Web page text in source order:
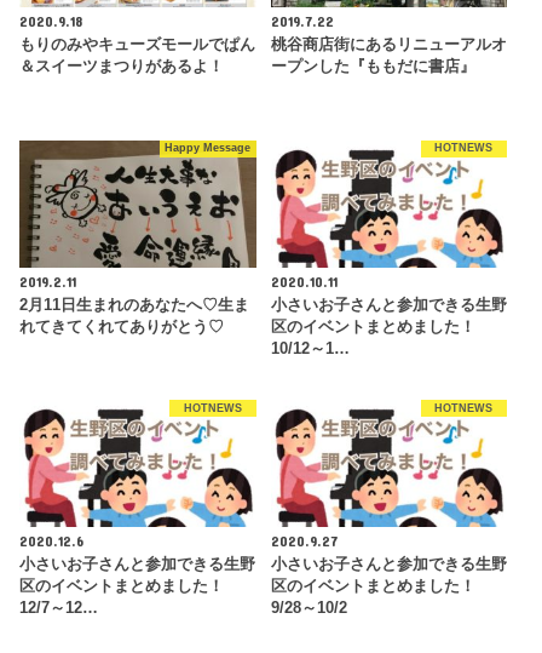
2020.9.18
もりのみやキューズモールでぱん
＆スイーツまつりがあるよ！
2019.7.22
桃谷商店街にあるリニューアルオ
ープンした『ももだに書店』
Happy Message
2019.2.11
2月11日生まれのあなたへ♡生ま
れてきてくれてありがとう♡
HOTNEWS
2020.10.11
小さいお子さんと参加できる生野
区のイベントまとめました！
10/12～1…
HOTNEWS
2020.12.6
小さいお子さんと参加できる生野
区のイベントまとめました！
12/7～12…
HOTNEWS
2020.9.27
小さいお子さんと参加できる生野
区のイベントまとめました！
9/28～10/2